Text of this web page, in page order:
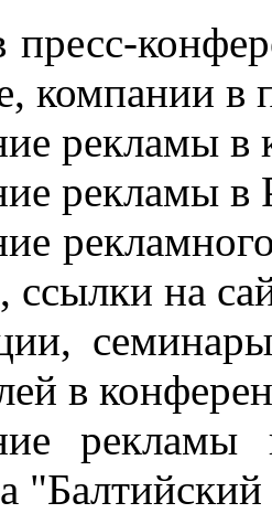
пресс-
компании в
рекламы в
рекламы в
ссылки на
в
рекламы